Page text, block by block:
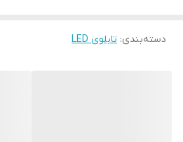
دسته‌بندی: تابلوی LED